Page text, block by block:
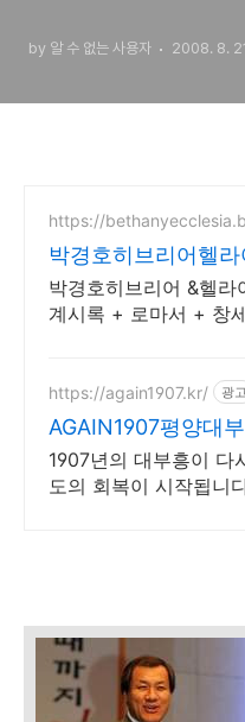
by 알 수 없는 사용자 2008. 8.
https://
박경호히브리어헬
박경호히브리어 &헬
계시록 + 로마서 + 창
https://again1907.kr/ 광고
AGAIN1907평양대
1907년의 대부흥이 다
도의 회복이 시작됩니